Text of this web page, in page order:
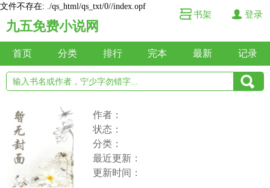
文件不存在: ./qs_html/qs_txt/0//index.opf
九五免费小说网
书架 登录
首页 分类 排行 完本 最新 记录
作者：
状态：
分类：
最近更新：
更新时间：